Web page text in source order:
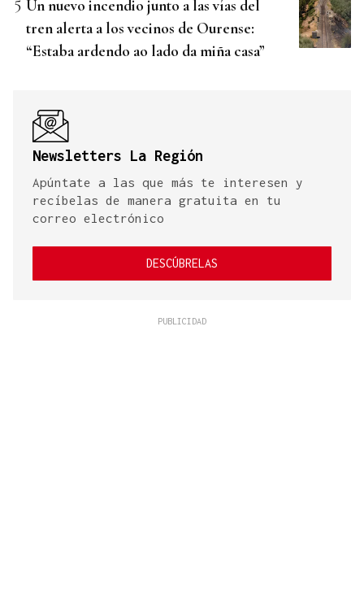
Un nuevo incendio junto a las vías del
tren alerta a los vecinos de Ourense:
“Estaba ardendo ao lado da miña casa”
Newsletters La Región
Apúntate a las que más te interesen y
recíbelas de manera gratuita en tu
correo electrónico
DESCÚBRELAS